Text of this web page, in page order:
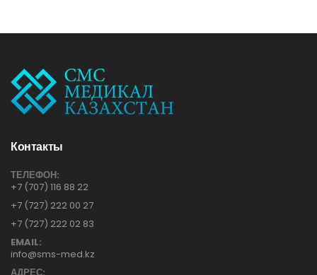
Контакты
ТЕЛЕФОН:
+7 (707) 116 88 22
+7 (727) 222 00 27
+7 (727) 222 02 83
EMAIL:
info@sms-med.kz